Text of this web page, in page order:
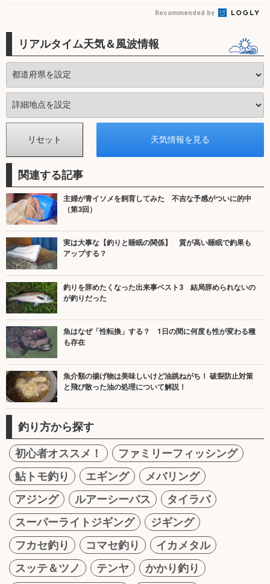
Recommended by
リアルタイム天気＆風波情報
関連する記事
主婦が青イソメを飼育してみた 不吉な予感がついに的中
（第3回）
実は大事な【釣りと睡眠の関係】 質が高い睡眠で釣果も
アップする？
釣りを辞めたくなった出来事ベスト3 結局辞められないの
が釣りだった
魚はなぜ「性転換」する？ 1日の間に何度も性が変わる種
も存在
魚介類の揚げ物は美味しいけど油跳ねがち！ 破裂防止対策
と飛び散った油の処理について解説！
釣り方から探す
初心者オススメ！
ファミリーフィッシング
鮎トモ釣り
エギング
メバリング
アジング
ルアーシーバス
タイラバ
スーパーライトジギング
ジギング
フカセ釣り
コマセ釣り
イカメタル
スッテ＆ツノ
テンヤ
かかり釣り